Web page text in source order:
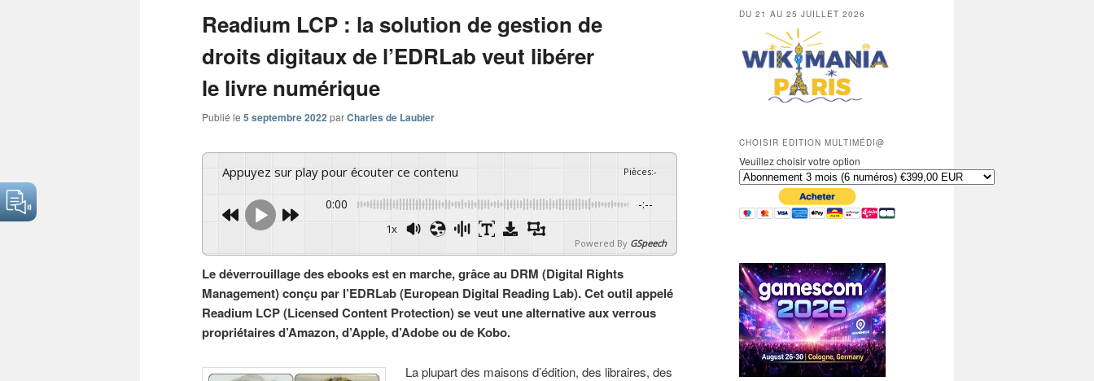
Readium LCP : la solution de gestion de
droits digitaux de l’EDRLab veut libérer
le livre numérique
Publié le 5 septembre 2022parCharles de Laubier
Appuyez sur play pour écouter ce contenu Pièces:-
0:00 -:--
1x
Powered By GSpeech
Le déverrouillage des ebooks est en marche, grâce au DRM (Digital Rights
Management) conçu par l’EDRLab (European Digital Reading Lab). Cet outil appelé
Readium LCP (Licensed Content Protection) se veut une alternative aux verrous
propriétaires d’Amazon, d’Apple, d’Adobe ou de Kobo.
La plupart des maisons d’édition, des libraires, des
DU 21 AU 25 JUILLET 2026
CHOISIR EDITION MULTIMÉDI@
Veuillez choisir votre option